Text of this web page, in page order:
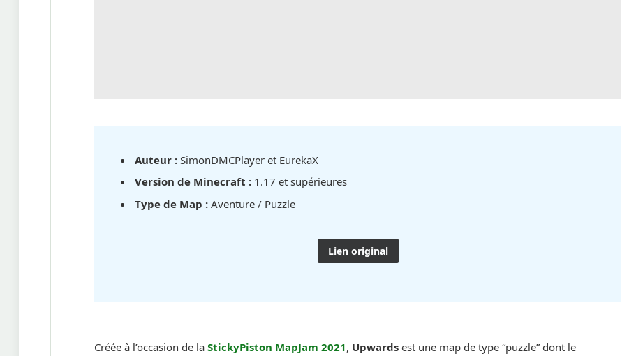
Auteur : SimonDMCPlayer et EurekaX
Version de Minecraft : 1.17 et supérieures
Type de Map : Aventure / Puzzle
Lien original
Créée à l’occasion de laStickyPiston MapJam 2021, Upwardsest une map de type “puzzle” dont le